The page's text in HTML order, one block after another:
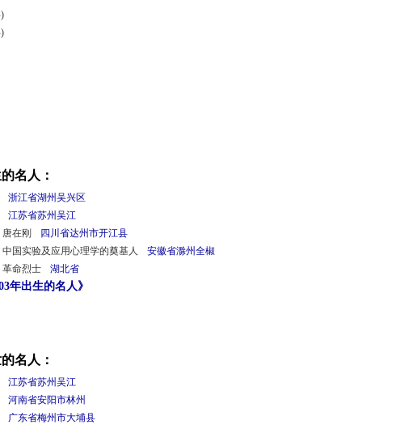
名人：
浙江省湖州吴兴区
江苏省苏州吴江
唐在刚 四川省达州市开江县
中国实验及应用心理学的奠基人 安徽省滁州全椒
革命烈士 湖北省
年出生的名人》
名人：
江苏省苏州吴江
河南省安阳市林州
广东省梅州市大埔县